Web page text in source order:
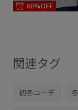
60%OFF
関連タグ
初冬コーデ